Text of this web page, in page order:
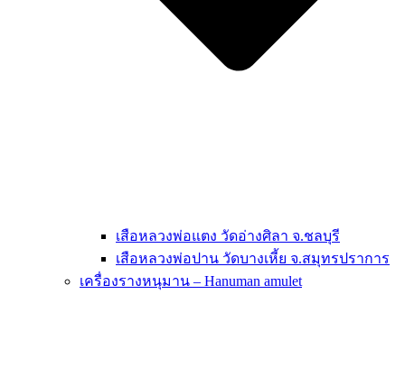
เสือหลวงพ่อแตง วัดอ่างศิลา จ.ชลบุรี
เสือหลวงพ่อปาน วัดบางเหี้ย จ.สมุทรปราการ
เครื่องรางหนุมาน – Hanuman amulet